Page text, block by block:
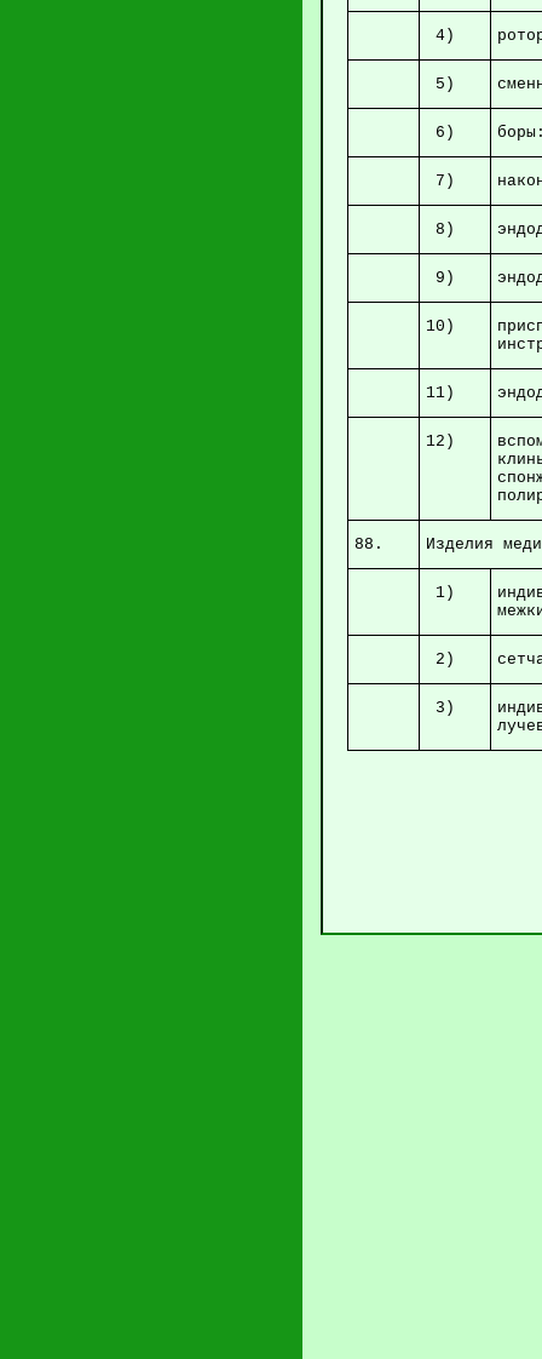
4)
5)
6)
7)
8)
9)
10)
11)
12)
88. Изделия
1)
2)
3)